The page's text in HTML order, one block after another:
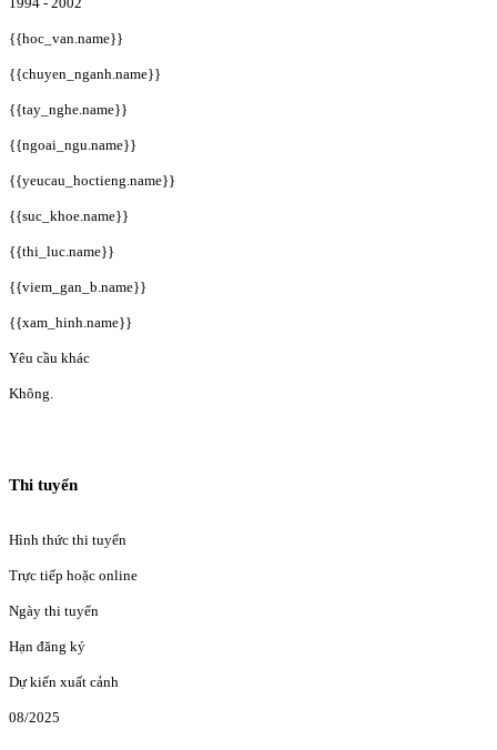
{{hoc_van.name}}
{{chuyen_nganh.name}}
{{tay_nghe.name}}
{{ngoai_ngu.name}}
{{yeucau_hoctieng.name}}
{{suc_khoe.name}}
{{thi_luc.name}}
{{viem_gan_b.name}}
{{xam_hinh.name}}
Yêu cầu khác
Không.
Thi tuyển
Hình thức thi tuyển
Trực tiếp hoặc online
Ngày thi tuyển
Hạn đăng ký
Dự kiến xuất cảnh
08/2025